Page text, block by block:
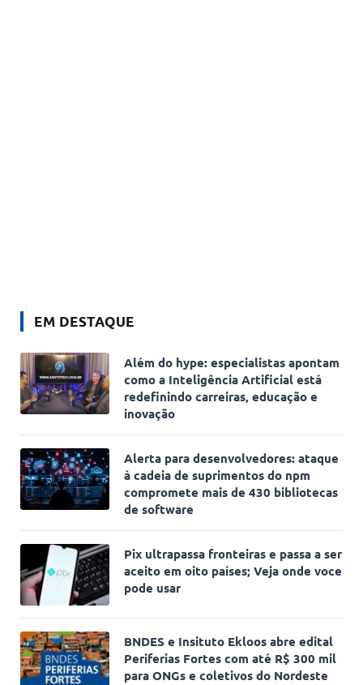
EM DESTAQUE
Além do hype: especialistas apontam
como a Inteligência Artificial está
redefinindo carreiras, educação e
inovação
Alerta para desenvolvedores: ataque
à cadeia de suprimentos do npm
compromete mais de 430 bibliotecas
de software
Pix ultrapassa fronteiras e passa a ser
aceito em oito países; Veja onde voce
pode usar
BNDES e Insituto Ekloos abre edital
Periferias Fortes com até R$ 300 mil
para ONGs e coletivos do Nordeste